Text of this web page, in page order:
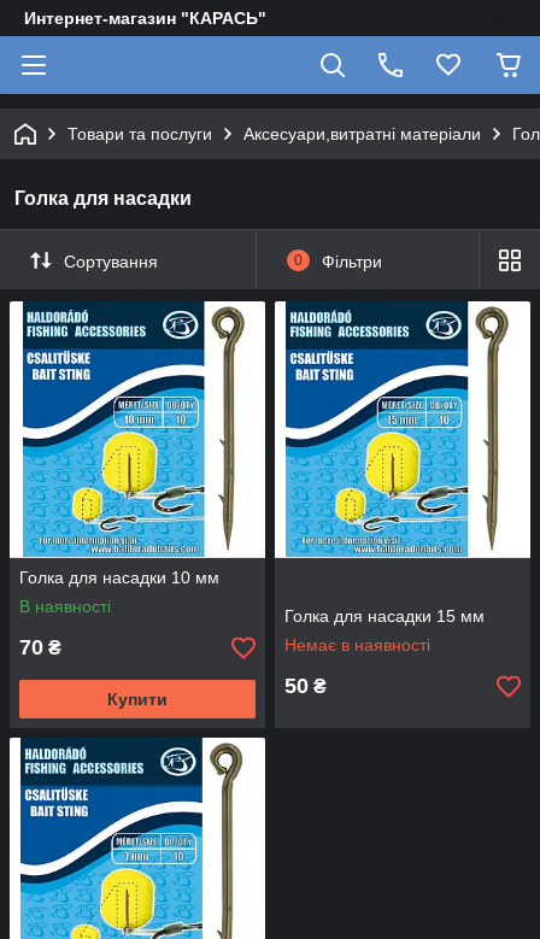
Интернет-магазин "КАРАСЬ"
Товари та послуги Аксесуари,витратні матеріали
Голка для насадки
Сортування 0 Фільтри
Голка для насадки 10 мм
В наявності
70 ₴
Купити
Голка для насадки 15 мм
Немає в наявності
50 ₴